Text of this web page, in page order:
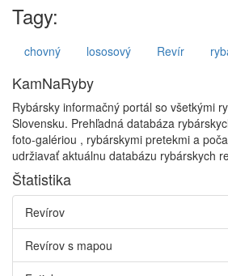
Tagy:
chovný lososový Revír
KamNaRyby
Rybársky informačný portál so všetkými
Slovensku. Prehľadná databáza
foto-galériou , rybárskymi pretekmi a
udržiavať aktuálnu databázu rybárskych
Štatistika
Revírov
Revírov s mapou